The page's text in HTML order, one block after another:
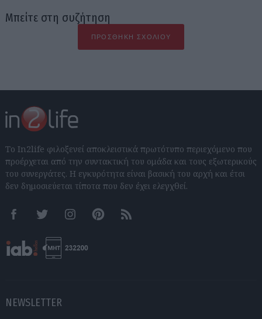
Μπείτε στη συζήτηση
ΠΡΟΣΘΉΚΗ ΣΧΟΛΊΟΥ
Το In2life φιλοξενεί αποκλειστικά πρωτότυπο περιεχόμενο που
προέρχεται από την συντακτική του ομάδα και τους εξωτερικούς
του συνεργάτες. Η εγκυρότητα είναι βασική του αρχή και έτσι
δεν δημοσιεύεται τίποτα που δεν έχει ελεγχθεί.
FacebookTwitter InstagramPinterestRSS feeds
NEWSLETTER